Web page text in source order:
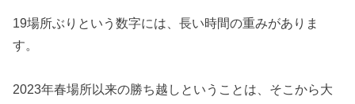
19場所ぶりという数字には、長い時間の重みがありま
す。
2023年春場所以来の勝ち越しということは、そこから大